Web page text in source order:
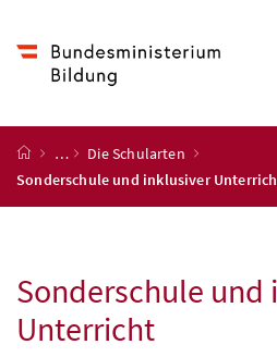
Startseite
…
Die Schularten
Sonderschule und inklusiver
Sonderschule und
Unterricht